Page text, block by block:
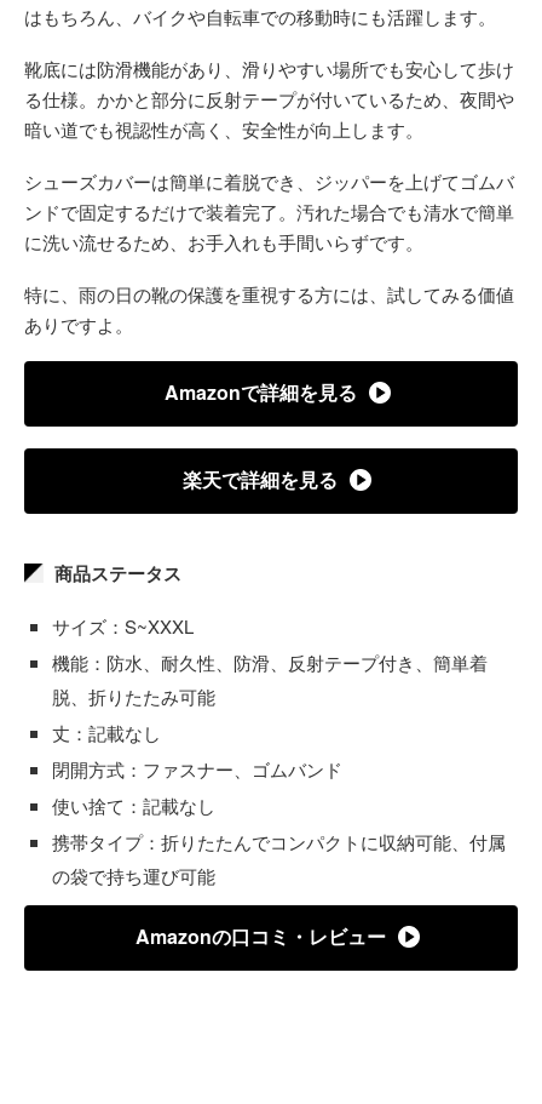
はもちろん、バイクや自転車での移動時にも活躍します。
靴底には防滑機能があり、滑りやすい場所でも安心して歩け
る仕様。かかと部分に反射テープが付いているため、夜間や
暗い道でも視認性が高く、安全性が向上します。
シューズカバーは簡単に着脱でき、ジッパーを上げてゴムバ
ンドで固定するだけで装着完了。汚れた場合でも清水で簡単
に洗い流せるため、お手入れも手間いらずです。
特に、雨の日の靴の保護を重視する方には、試してみる価値
ありですよ。
Amazonで詳細を見る
楽天で詳細を見る
商品ステータス
サイズ：S~XXXL
機能：防水、耐久性、防滑、反射テープ付き、簡単着
脱、折りたたみ可能
丈：記載なし
閉開方式：ファスナー、ゴムバンド
使い捨て：記載なし
携帯タイプ：折りたたんでコンパクトに収納可能、付属
の袋で持ち運び可能
Amazonの口コミ・レビュー